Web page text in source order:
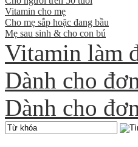
Vitamin cho mẹ
Cho mẹ sắp hoặc đang bầu
Mẹ sau sinh & cho con bú
Vitamin làm
Dành cho
Dành cho